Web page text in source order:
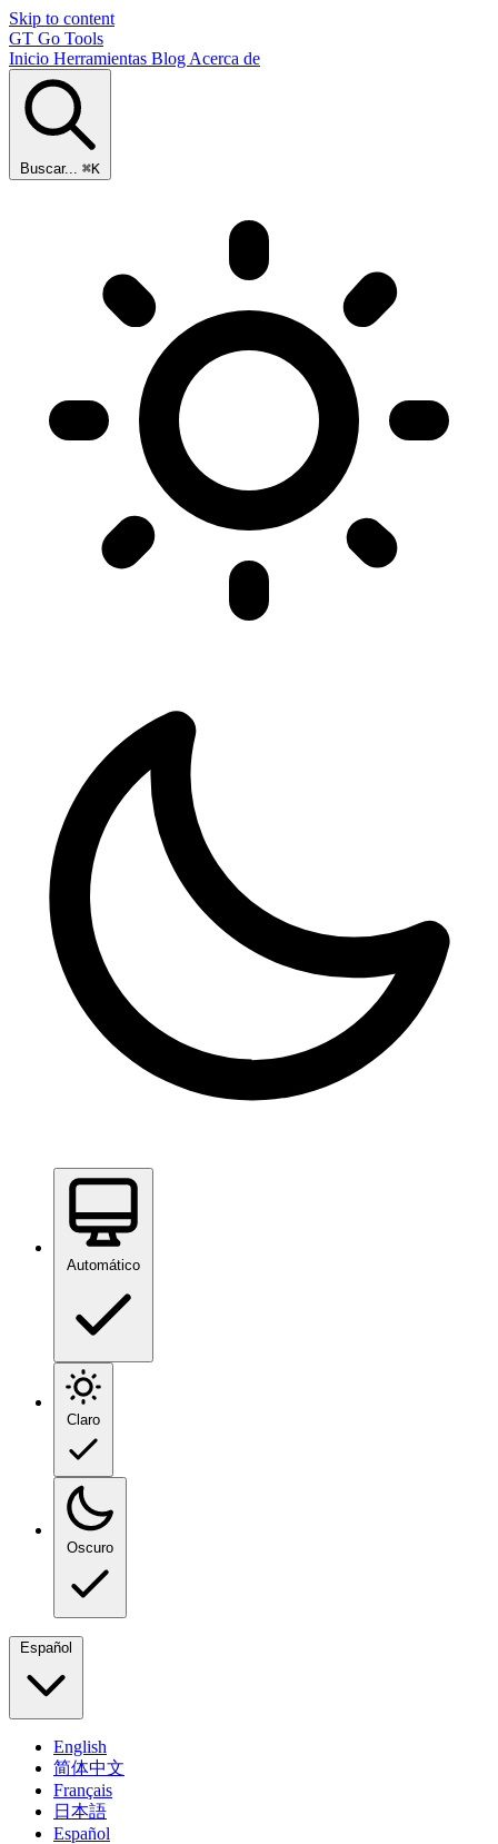
Skip to content
GT Go Tools
Inicio Herramientas Blog Acerca de
Buscar... ⌘K
Automático
Claro
Oscuro
Español
English
简体中文
Français
日本語
Español